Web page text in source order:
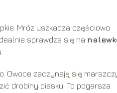
Mróz uszkadza częściowo
sprawdza się na
Owoce zaczynają się
drobiny piasku. To pogarsza